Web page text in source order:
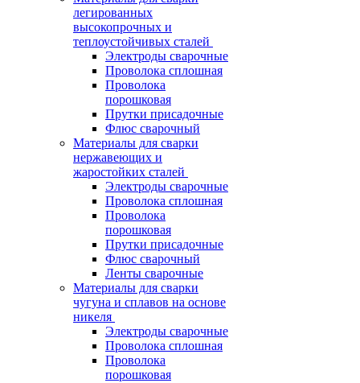
легированных
высокопрочных и
теплоустойчивых сталей
Электроды сварочные
Проволока сплошная
Проволока
порошковая
Прутки присадочные
Флюс сварочный
Материалы для сварки
нержавеющих и
жаростойких сталей
Электроды сварочные
Проволока сплошная
Проволока
порошковая
Прутки присадочные
Флюс сварочный
Ленты сварочные
Материалы для сварки
чугуна и сплавов на основе
никеля
Электроды сварочные
Проволока сплошная
Проволока
порошковая